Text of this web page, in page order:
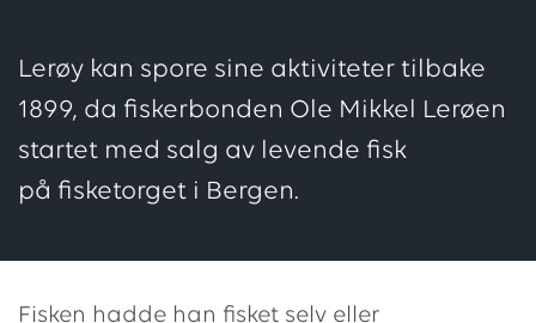
Lerøy kan spore sine aktiviteter tilbake
1899, da fiskerbonden Ole Mikkel Lerøen
startet med salg av levende fisk
på fisketorget i Bergen.
Fisken hadde han fisket selv eller